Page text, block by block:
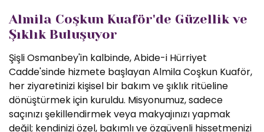
Almila Coşkun Kuaför'de Güzellik ve
Şıklık Buluşuyor
Şişli Osmanbey'in kalbinde, Abide-i Hürriyet
Cadde'sinde hizmete başlayan Almila Coşkun Kuaför,
her ziyaretinizi kişisel bir bakım ve şıklık ritüeline
dönüştürmek için kuruldu. Misyonumuz, sadece
saçınızı şekillendirmek veya makyajınızı yapmak
değil; kendinizi özel, bakımlı ve özgüvenli hissetmenizi